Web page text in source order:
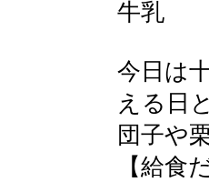
牛乳
今日は
える日
団子や
【給食